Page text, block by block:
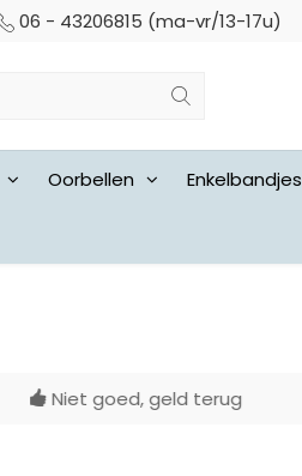
06 - 43206815 (ma-vr/13-17u)
Oorbellen Enkelbandjes
Gratis achteraf betalen